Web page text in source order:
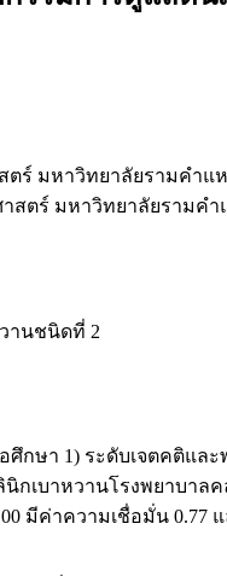
ร์ มหาวิทยาลัยรามคำแ
ตร์ มหาวิทยาลัยรามคำ
านชนิดที่ 2
กษา 1) ระดับเจตคติแ
กเบาหวานโรงพยาบา
มีค่าความเชื่อมั่น